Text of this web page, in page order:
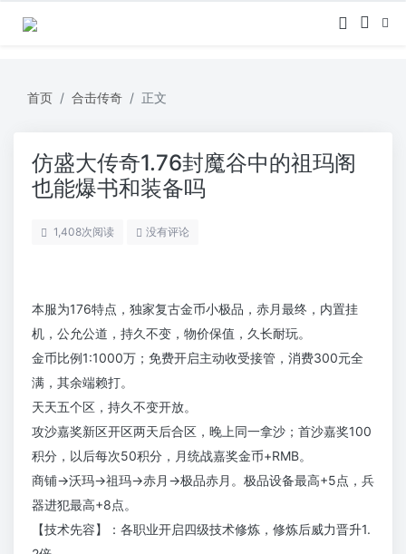
首页 合击传奇 正文
仿盛大传奇1.76封魔谷中的祖玛阁
也能爆书和装备吗
1,408次阅读 没有评论
本服为176特点，独家复古金币小极品，赤月最终，内置挂
机，公允公道，持久不变，物价保值，久长耐玩。
金币比例1:1000万；免费开启主动收受接管，消费300元全
满，其余端赖打。
天天五个区，持久不变开放。
攻沙嘉奖新区开区两天后合区，晚上同一拿沙；首沙嘉奖100
积分，以后每次50积分，月统战嘉奖金币+RMB。
商铺→沃玛→祖玛→赤月→极品赤月。极品设备最高+5点，兵
器进犯最高+8点。
【技术先容】：各职业开启四级技术修炼，修炼后威力晋升1.